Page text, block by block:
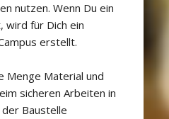
nutzen. Wenn Du ein
wird für Dich ein
erstellt.
Menge Material und
sicheren Arbeiten in
Baustelle